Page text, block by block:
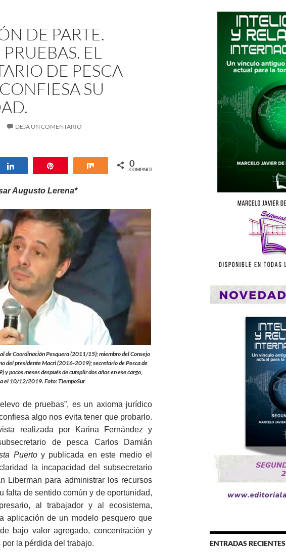
DE PARTE.
EL
DE PESCA
SU
DEJA UN COMENTARIO
Compartir Compartir
0
COMPARTIR
Augusto Lerena*
de Coordinación Pesquera (2011/15); miembro del Consejo
del presidente Macri (2016-2019); secretario de Pesca de
pocos meses después de cumplir dos años en ese cargo,
el 10/12/2019. Foto: TiempoSur
de pruebas”, es un axioma jurídico
algo nos evita tener que probarlo.
realizada por Karina Fernández y
de pesca Carlos Damián
Puertoy publicada en este medio el
la incapacidad del subsecretario
Liberman para administrar los recursos
falta de sentido común y de oportunidad,
al trabajador y al ecosistema,
aplicación de un modelo pesquero que
bajo valor agregado, concentración y
la pérdida del trabajo.
ENTRADAS RECIENTES